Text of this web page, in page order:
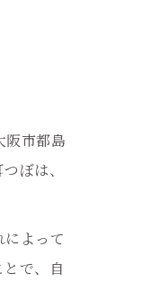
阪市都島
ぼは、
よって
で、自